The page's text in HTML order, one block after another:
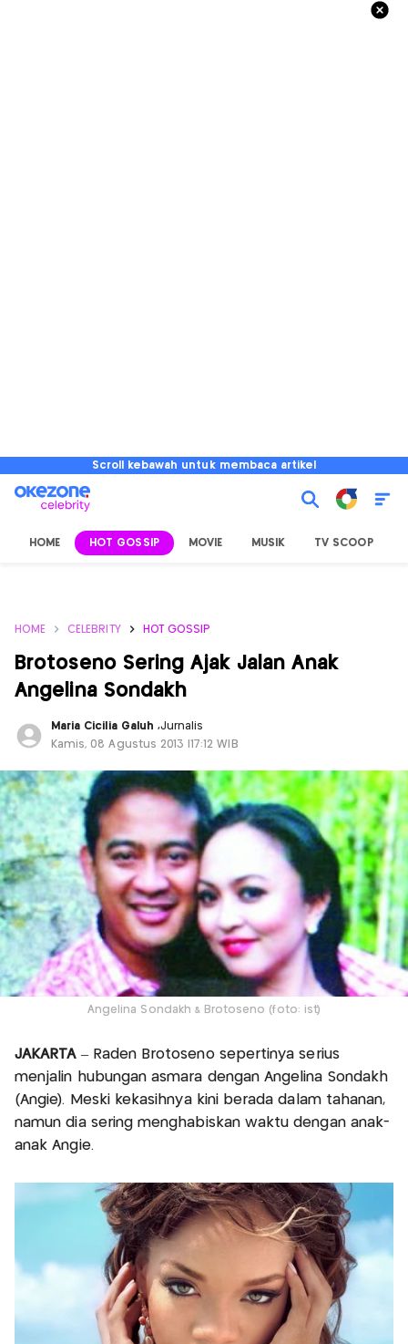
Scroll kebawah untuk membaca artikel
HOME HOT GOSSIP MOVIE MUSIK TV SCOOP
HOME CELEBRITY HOT GOSSIP
Brotoseno Sering Ajak Jalan Anak
Angelina Sondakh
Maria Cicilia Galuh ,Jurnalis
Kamis, 08 Agustus 2013 |17:12 WIB
Angelina Sondakh & Brotoseno (foto: ist)
JAKARTA– Raden Brotoseno sepertinya serius
menjalin hubungan asmara dengan Angelina Sondakh
(Angie). Meski kekasihnya kini berada dalam tahanan,
namun dia sering menghabiskan waktu dengan anak-
anak Angie.